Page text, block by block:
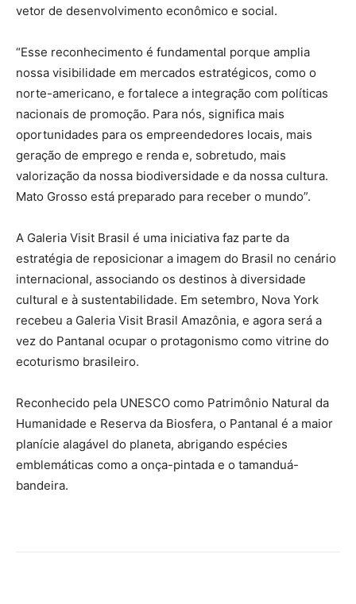
vetor de desenvolvimento econômico e social.
“Esse reconhecimento é fundamental porque amplia
nossa visibilidade em mercados estratégicos, como o
norte-americano, e fortalece a integração com políticas
nacionais de promoção. Para nós, significa mais
oportunidades para os empreendedores locais, mais
geração de emprego e renda e, sobretudo, mais
valorização da nossa biodiversidade e da nossa cultura.
Mato Grosso está preparado para receber o mundo”.
A Galeria Visit Brasil é uma iniciativa faz parte da
estratégia de reposicionar a imagem do Brasil no cenário
internacional, associando os destinos à diversidade
cultural e à sustentabilidade. Em setembro, Nova York
recebeu a Galeria Visit Brasil Amazônia, e agora será a
vez do Pantanal ocupar o protagonismo como vitrine do
ecoturismo brasileiro.
Reconhecido pela UNESCO como Patrimônio Natural da
Humanidade e Reserva da Biosfera, o Pantanal é a maior
planície alagável do planeta, abrigando espécies
emblemáticas como a onça-pintada e o tamanduá-
bandeira.